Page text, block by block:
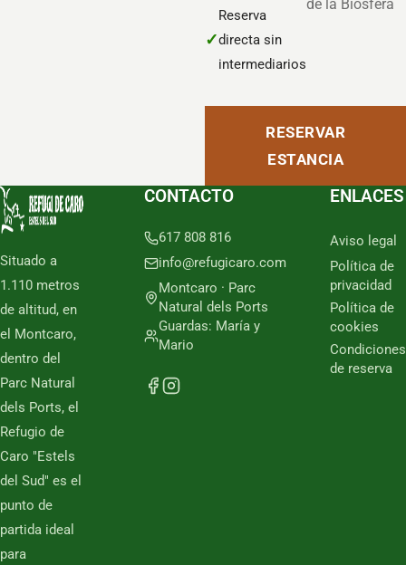
✓
Reserva
directa sin
intermediarios
RESERVAR
ESTANCIA
Situado a
1.110 metros
de altitud, en
el Montcaro,
dentro del
Parc Natural
dels Ports, el
Refugio de
Caro "Estels
del Sud" es el
punto de
partida ideal
para
CONTACTO
617 808 816
info@refugicaro.com
Montcaro · Parc
Natural dels Ports
Guardas: María y
Mario
ENLACES
Aviso legal
Política de
privacidad
Política de
cookies
Condiciones
de reserva